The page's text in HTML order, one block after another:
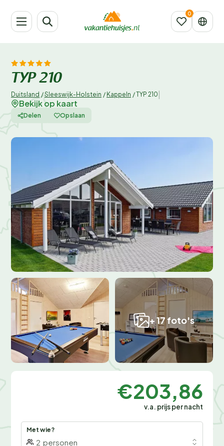
TYP 210
Duitsland /Sleeswijk-Holstein / Kappeln /TYP 210
Bekijk op kaart
Delen Opslaan
+ 17 foto's
€203,86
v.a. prijs per nacht
Met wie?
2 personen